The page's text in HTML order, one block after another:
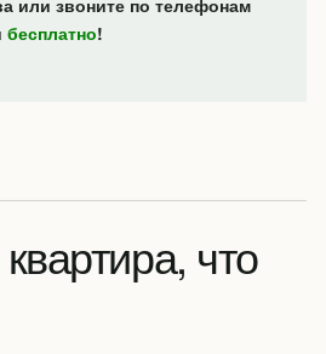
или звоните по телефонам
бесплатно!
что